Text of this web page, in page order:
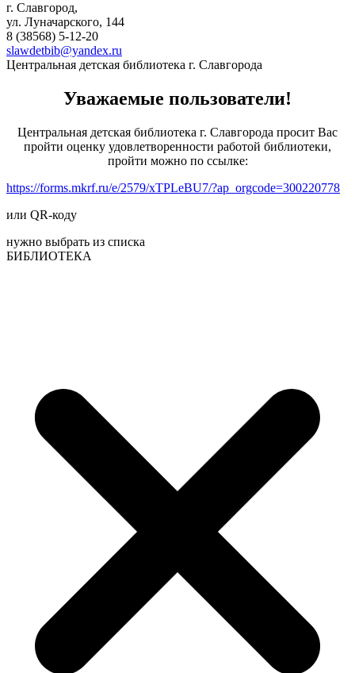
г. Славгород,
ул. Луначарского, 144
8 (38568) 5-12-20
slawdetbib@yandex.ru
Центральная детская библиотека г. Славгорода
Уважаемые пользователи!
Центральная детская библиотека г. Славгорода просит Вас
пройти оценку удовлетворенности работой библиотеки,
пройти можно по ссылке:
https://forms.mkrf.ru/e/2579/xTPLeBU7/?ap_orgcode=300220778
или QR-коду
нужно выбрать из списка
БИБЛИОТЕКА